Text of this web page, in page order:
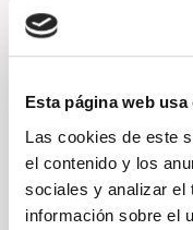
Esta página web usa
Las cookies de este
el contenido y los
sociales y analizar el
información sobre el